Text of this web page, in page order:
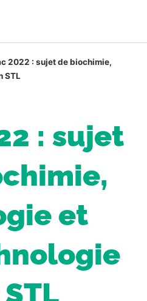
2022 : sujet de biochimie,
STL
: sujet
et